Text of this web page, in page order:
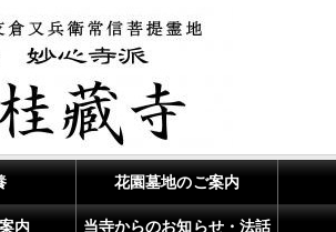
花園墓地のご案内
内 当寺からのお知らせ・法話